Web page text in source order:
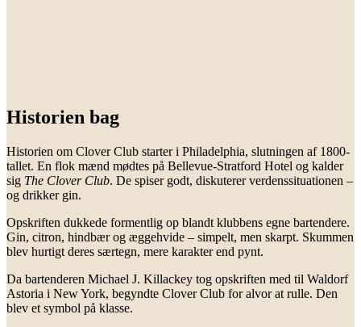
Historien bag
Historien om Clover Club starter i Philadelphia, slutningen af 1800-
tallet. En flok mænd mødtes på Bellevue-Stratford Hotel og kalder
sig The Clover Club. De spiser godt, diskuterer verdenssituationen –
og drikker gin.
Opskriften dukkede formentlig op blandt klubbens egne bartendere.
Gin, citron, hindbær og æggehvide – simpelt, men skarpt. Skummen
blev hurtigt deres særtegn, mere karakter end pynt.
Da bartenderen Michael J. Killackey tog opskriften med til Waldorf
Astoria i New York, begyndte Clover Club for alvor at rulle. Den
blev et symbol på klasse.